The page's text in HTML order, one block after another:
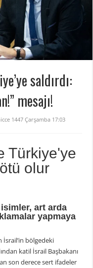
saldırdı:
mesajı!
1447 Çarşamba 17:03
Türkiye'ye
olur
art arda
yapmaya
İsrail’in bölgedeki
katil İsrail Başbakanı
son derece sert ifadeler